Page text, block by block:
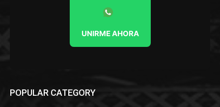
UNIRME AHORA
POPULAR CATEGORY